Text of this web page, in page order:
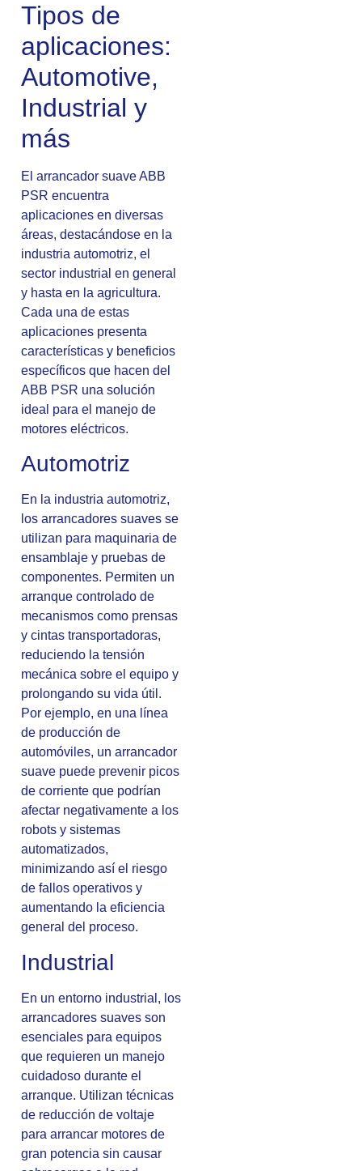
Tipos de
aplicaciones:
Automotive,
Industrial y
más
El arrancador suave ABB
PSR encuentra
aplicaciones en diversas
áreas, destacándose en la
industria automotriz, el
sector industrial en general
y hasta en la agricultura.
Cada una de estas
aplicaciones presenta
características y beneficios
específicos que hacen del
ABB PSR una solución
ideal para el manejo de
motores eléctricos.
Automotriz
En la industria automotriz,
los arrancadores suaves se
utilizan para maquinaria de
ensamblaje y pruebas de
componentes. Permiten un
arranque controlado de
mecanismos como prensas
y cintas transportadoras,
reduciendo la tensión
mecánica sobre el equipo y
prolongando su vida útil.
Por ejemplo, en una línea
de producción de
automóviles, un arrancador
suave puede prevenir picos
de corriente que podrían
afectar negativamente a los
robots y sistemas
automatizados,
minimizando así el riesgo
de fallos operativos y
aumentando la eficiencia
general del proceso.
Industrial
En un entorno industrial, los
arrancadores suaves son
esenciales para equipos
que requieren un manejo
cuidadoso durante el
arranque. Utilizan técnicas
de reducción de voltaje
para arrancar motores de
gran potencia sin causar